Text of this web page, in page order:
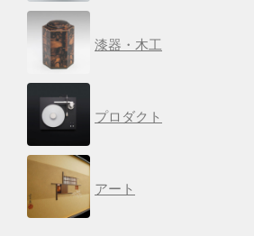
漆器・木工
プロダクト
アート